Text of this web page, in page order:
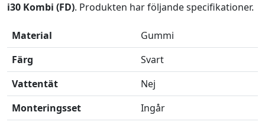
i30 Kombi (FD). Produkten har följande specifikationer.
Material
Gummi
Färg
Svart
Vattentät
Nej
Monteringsset
Ingår